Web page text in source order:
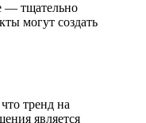
— тщательно
могут создать
тренд на
является